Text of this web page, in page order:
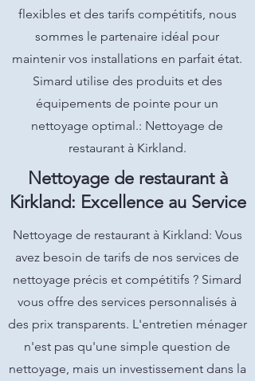
flexibles et des tarifs compétitifs, nous
sommes le partenaire idéal pour
maintenir vos installations en parfait état.
Simard utilise des produits et des
équipements de pointe pour un
nettoyage optimal.: Nettoyage de
restaurant à Kirkland.
Nettoyage de restaurant à
Kirkland: Excellence au Service
Nettoyage de restaurant à Kirkland: Vous
avez besoin de tarifs de nos services de
nettoyage précis et compétitifs ? Simard
vous offre des services personnalisés à
des prix transparents. L'entretien ménager
n'est pas qu'une simple question de
nettoyage, mais un investissement dans la